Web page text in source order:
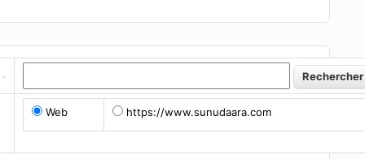
Web https://www.sunudaara.com